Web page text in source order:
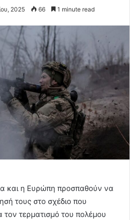
2025 66 1 minute read
και η Ευρώπη προσπαθούν να
τους στο σχέδιο που
τερματισμό του πολέμου